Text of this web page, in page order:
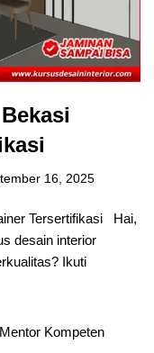
16, 2025
Tersertifikasi Hai,
desain interior
Ikuti